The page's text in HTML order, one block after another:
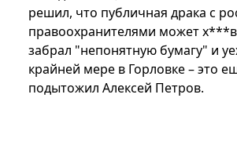
решил, что публичная драка с
правоохранителями может
забрал "непонятную бумагу" и
крайней мере в Горловке – это
подытожил Алексей Петров.